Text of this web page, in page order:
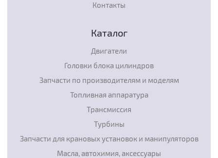
Контакты
Каталог
Двигатели
Головки блока цилиндров
Запчасти по производителям и моделям
Топливная аппаратура
Трансмиссия
Турбины
Запчасти для крановых установок и манипуляторов
Масла, автохимия, аксессуары